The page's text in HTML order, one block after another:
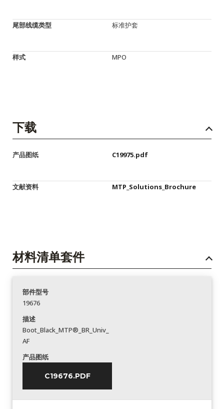
尾部线缆类型 标准护套
样式 MPO
下载
产品图纸 C19975.pdf
文献资料 MTP_Solutions_Brochure
材料清单套件
部件型号
19676
描述
Boot_Black_MTP®_BR_Univ_
AF
产品图纸
C19676.PDF